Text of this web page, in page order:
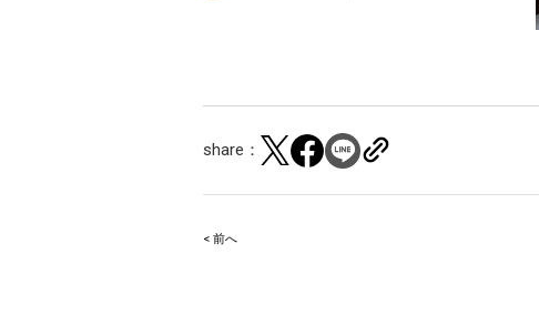
share：
Post
< 前へ